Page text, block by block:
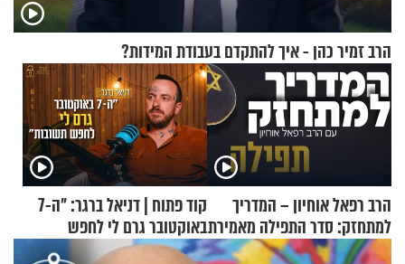
הרב זמיר כהן - איך להתקדם בעבודת המידות?
הרב רפאל אוחיון – המדריך
למתחזק: סדר התפילה מאמירת
הקורבנות ועד קריאת שמע
קוד פתוח | דניאל ברגר: "ה-7
באוקטובר גרם לי לחפש
תשובות"